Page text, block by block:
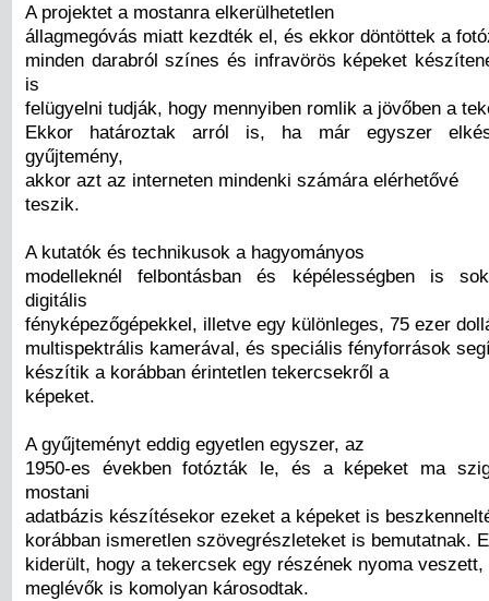
A projektet a mostanra elkerülhetetlen
állagmegóvás miatt kezdték el, és ekkor döntöttek a
minden darabról színes és infravörös képeket
is
felügyelni tudják, hogy mennyiben romlik a jövőben a
Ekkor határoztak arról is, ha már egyszer
gyűjtemény,
akkor azt az interneten mindenki számára elérhetővé
teszik.
A kutatók és technikusok a hagyományos
modelleknél felbontásban és képélességben is
digitális
fényképezőgépekkel, illetve egy különleges, 75 ezer
multispektrális kamerával, és speciális fényforrások
készítik a korábban érintetlen tekercsekről a
képeket.
A gyűjteményt eddig egyetlen egyszer, az
1950-es években fotózták le, és a képeket ma
mostani
adatbázis készítésekor ezeket a képeket is
korábban ismeretlen szövegrészleteket is bemutatnak.
kiderült, hogy a tekercsek egy részének nyoma veszett,
meglévők is komolyan károsodtak.